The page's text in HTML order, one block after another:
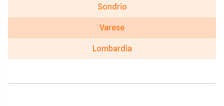
Sondrio
Varese
Lombardia